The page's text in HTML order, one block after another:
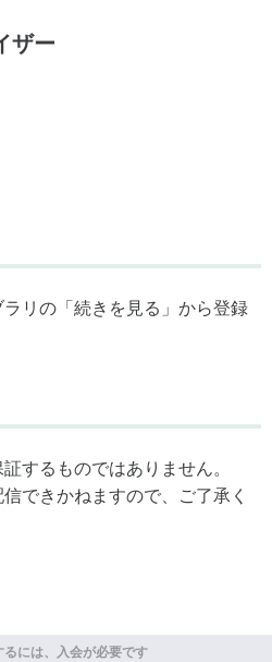
ザー
リの「続きを見る」から登録
するものではありません。
できかねますので、ご了承く
るには、入会が必要です